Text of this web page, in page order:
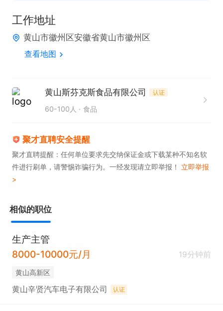
2、具备现代化管理理念；
3、适应能力强，良好的沟通及表达能力；
工作地址
黄山市徽州区安徽省黄山市徽州区
查看地图
黄山斯芬克斯食品有限公司 认证
60-100人 食品
聚才直聘安全提醒
聚才直聘提醒：任何单位要求先交纳保证金或下载某种不知名软
件进行刷单，请警惕诈骗行为。一经发现请立即举报！ 立即举报
>
相似的职位
生产主管
8000-10000元/月
19分钟前
黄山高新区
黄山辛贤汽车电子有限公司 认证